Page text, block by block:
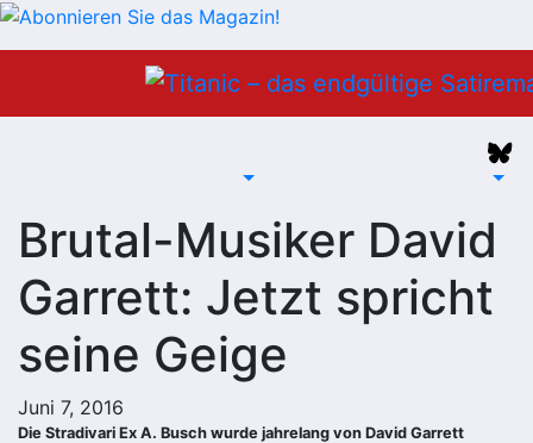
Brutal-Musiker David
Garrett: Jetzt spricht
seine Geige
Juni 7, 2016
Die Stradivari Ex A. Busch wurde jahrelang von David Garrett